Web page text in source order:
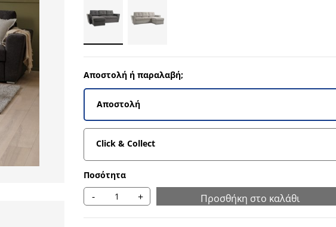
Αποστολή ή παραλαβή;
Αποστολή
Click & Collect
Ποσότητα
- + Προσθήκη στο καλάθι
3.87736699729486%
13.074842200180342%